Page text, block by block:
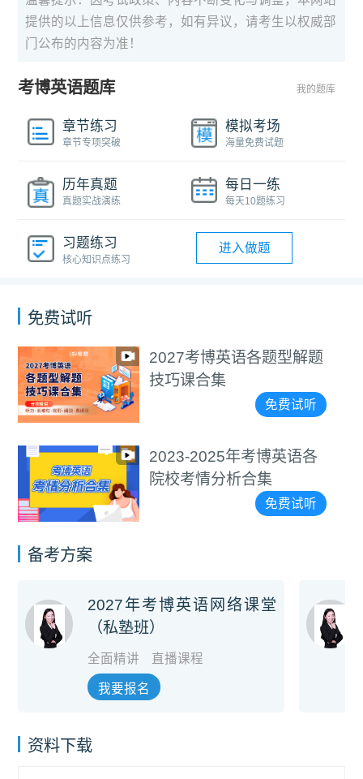
提供的以上信息仅供参考，如有异议，请考生以权威部
门公布的内容为准！
考博英语题库 我的题库
章节练习
章节专项突破
模拟考场
海量免费试题
历年真题
真题实战演练
每日一练
每天10题练习
习题练习
核心知识点练习
进入做题
免费试听
2027考博英语各题型解题
技巧课合集
2023-2025年考博英语各
院校考情分析合集
备考方案
2027年考博英语网络课堂
（私塾班）
全面精讲 直播课程
我要报名
资料下载